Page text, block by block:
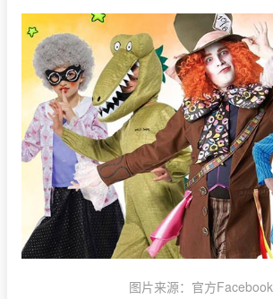
图片来源：官方Facebook